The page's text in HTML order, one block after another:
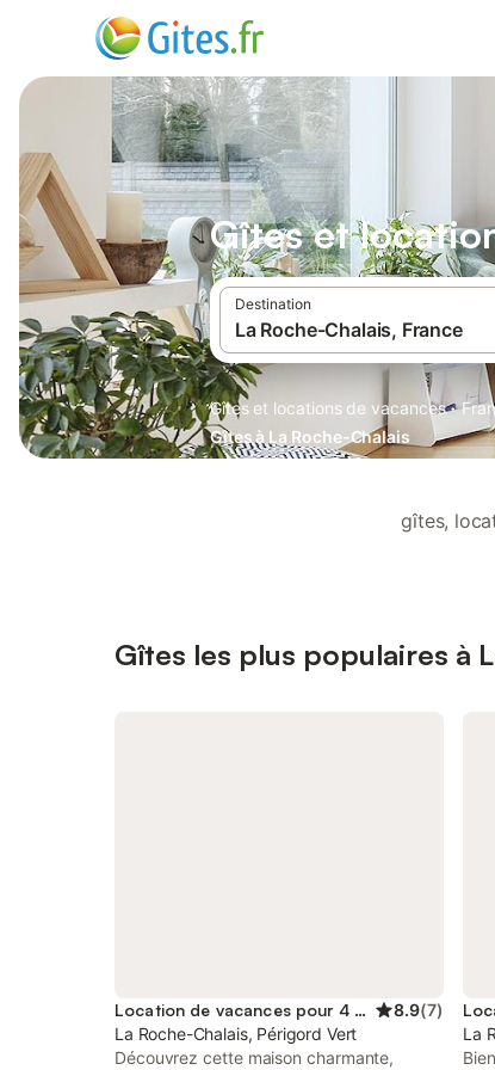
Gîtes et
Destination
Gîtes et locations de vacances ·
Gîtes à La Roche-Chalais
gîtes,
Gîtes les plus populaires à
Location de vacances pour 4 personnes 8.9(7)
La Roche-Chalais, Périgord Vert
Découvrez cette maison charmante,
La